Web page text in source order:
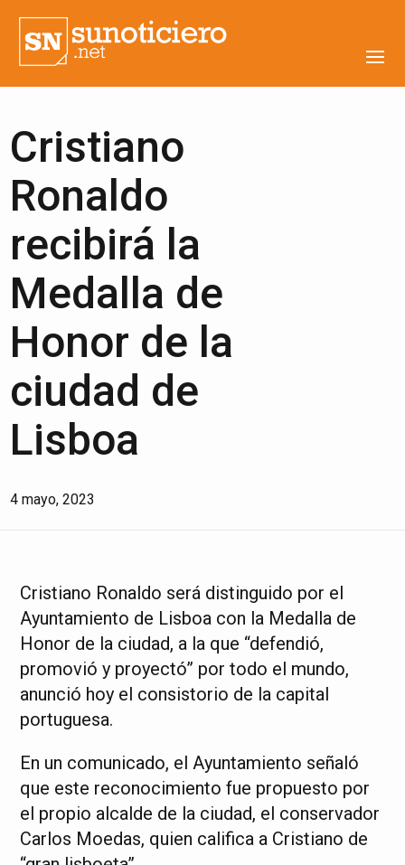
Cristiano
Ronaldo
recibirá la
Medalla de
Honor de la
ciudad de
Lisboa
4 mayo, 2023
Cristiano Ronaldo será distinguido por el
Ayuntamiento de Lisboa con la Medalla de
Honor de la ciudad, a la que “defendió,
promovió y proyectó” por todo el mundo,
anunció hoy el consistorio de la capital
portuguesa.
En un comunicado, el Ayuntamiento señaló
que este reconocimiento fue propuesto por
el propio alcalde de la ciudad, el conservador
Carlos Moedas, quien califica a Cristiano de